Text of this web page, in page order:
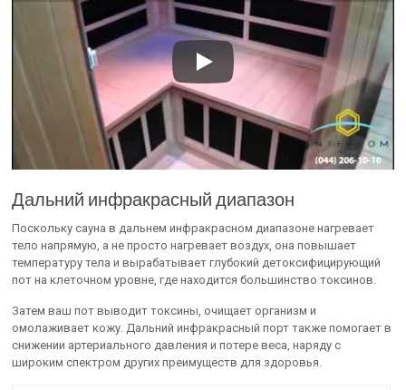
Дальний инфракрасный диапазон
Поскольку сауна в дальнем инфракрасном диапазоне нагревает
тело напрямую, а не просто нагревает воздух, она повышает
температуру тела и вырабатывает глубокий детоксифицирующий
пот на клеточном уровне, где находится большинство токсинов.
Затем ваш пот выводит токсины, очищает организм и
омолаживает кожу. Дальний инфракрасный порт также помогает в
снижении артериального давления и потере веса, наряду с
широким спектром других преимуществ для здоровья.